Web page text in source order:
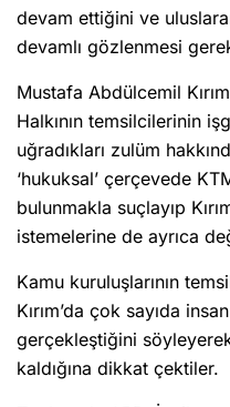
devam ettiğini ve
devamlı gözlenmesi
Mustafa Abdülcemil
Halkının temsilcilerinin
uğradıkları zulüm
‘hukuksal’ çerçevede
bulunmakla suçlayıp
istemelerine de ayrıca
Kamu kuruluşlarının
Kırım’da çok sayıda
gerçekleştiğini
kaldığına dikkat çektiler.